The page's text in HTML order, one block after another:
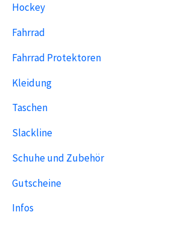
Hockey
Fahrrad
Fahrrad Protektoren
Kleidung
Taschen
Slackline
Schuhe und Zubehör
Gutscheine
Infos